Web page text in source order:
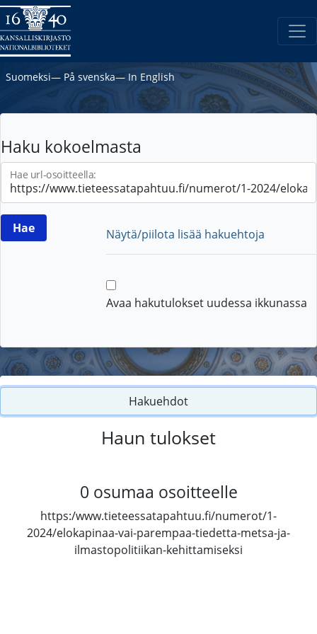
Suomeksi― På svenska― In English
Haku kokoelmasta
Hae url-osoitteella:
Näytä/piilota lisää hakuehtoja
Avaa hakutulokset uudessa ikkunassa
Hakuehdot
Haun tulokset
0 osumaa osoitteelle
https:/www.tieteessatapahtuu.fi/numerot/1-
2024/elokapinaa-vai-parempaa-tiedetta-metsa-ja-
ilmastopolitiikan-kehittamiseksi